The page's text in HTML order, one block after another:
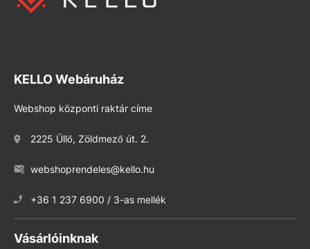
KELLO Webáruház
Webshop központi raktár címe
2225 Üllő, Zöldmező út. 2.
webshoprendeles@kello.hu
+36 1 237 6900 / 3-as mellék
Vásárlóinknak